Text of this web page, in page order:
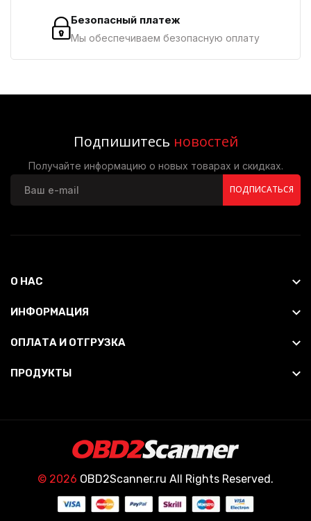
Безопасный платеж
Мы обеспечиваем безопасную оплату
Подпишитесь новостей
Получайте информацию о новых товарах и скидках.
ПОДПИСАТЬСЯ
О НАС
ИНФОРМАЦИЯ
ОПЛАТА И ОТГРУЗКА
ПРОДУКТЫ
© 2026 OBD2Scanner.ru All Rights Reserved.